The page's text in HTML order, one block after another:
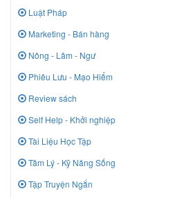
Luật Pháp
Marketing - Bán hàng
Nông - Lâm - Ngư
Phiêu Lưu - Mạo Hiểm
Review sách
Self Help - Khởi nghiệp
Tài Liệu Học Tập
Tâm Lý - Kỹ Năng Sống
Tập Truyện Ngắn